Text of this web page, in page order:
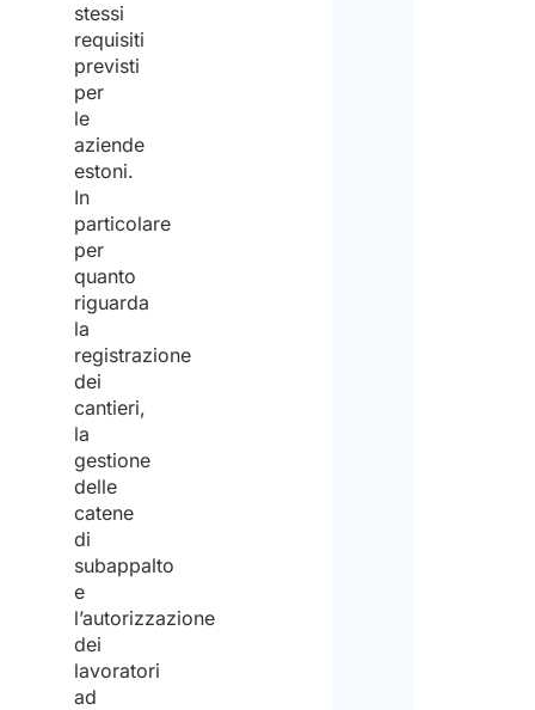
stessi
requisiti
previsti
per
le
aziende
estoni.
In
particolare
per
quanto
riguarda
la
registrazione
dei
cantieri,
la
gestione
delle
catene
di
subappalto
e
l’autorizzazione
dei
lavoratori
ad